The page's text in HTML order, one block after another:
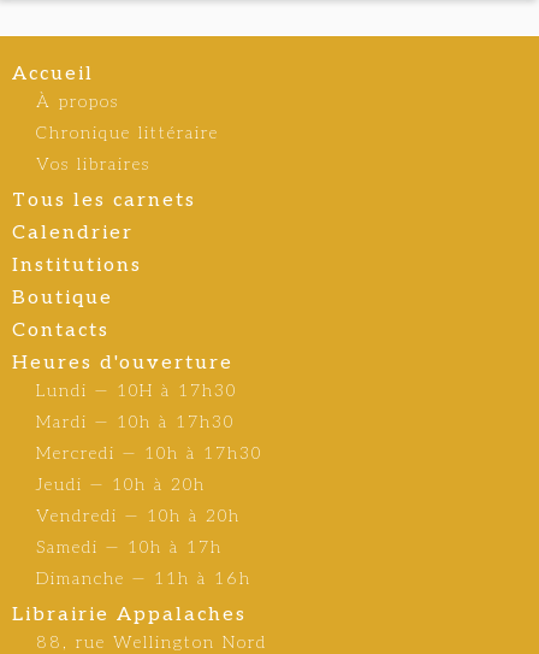
Accueil
À propos
Chronique littéraire
Vos libraires
Tous les carnets
Calendrier
Institutions
Boutique
Contacts
Heures d'ouverture
Lundi — 10H à 17h30
Mardi — 10h à 17h30
Mercredi — 10h à 17h30
Jeudi — 10h à 20h
Vendredi — 10h à 20h
Samedi — 10h à 17h
Dimanche — 11h à 16h
Librairie Appalaches
88, rue Wellington Nord